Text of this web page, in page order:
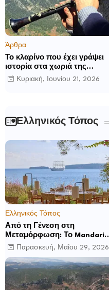
Άρθρα
Το κλαρίνο που έχει γράψει
ιστορία στα χωριά της
Ρούμελης
Κυριακή, Ιουνίου 21, 2026
Ελληνικός Τόπος
Ελληνικός Τόπος
Από τη Γένεση στη
Μεταμόρφωση: Το Mandarin
Oriental, Costa Navarino
αποκαλύπτει μια νέα σεζόν
βιωματικών εμπειριών
Παρασκευή, Μαΐου 29, 2026